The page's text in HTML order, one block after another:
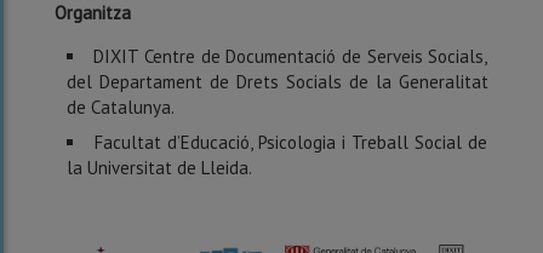
Organitza
DIXIT Centre de Documentació de Serveis Socials,
del Departament de Drets Socials de la Generalitat
de Catalunya.
Facultat d’Educació, Psicologia i Treball Social de
la Universitat de Lleida.